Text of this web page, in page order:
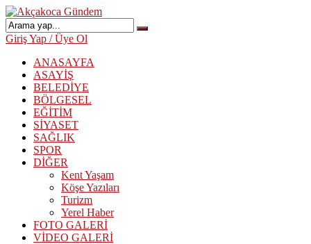
Giriş Yap / Üye Ol
ANASAYFA
ASAYİŞ
BELEDİYE
BÖLGESEL
EĞİTİM
SİYASET
SAĞLIK
SPOR
DİĞER
Kent Yaşam
Köşe Yazıları
Turizm
Yerel Haber
FOTO GALERİ
VİDEO GALERİ